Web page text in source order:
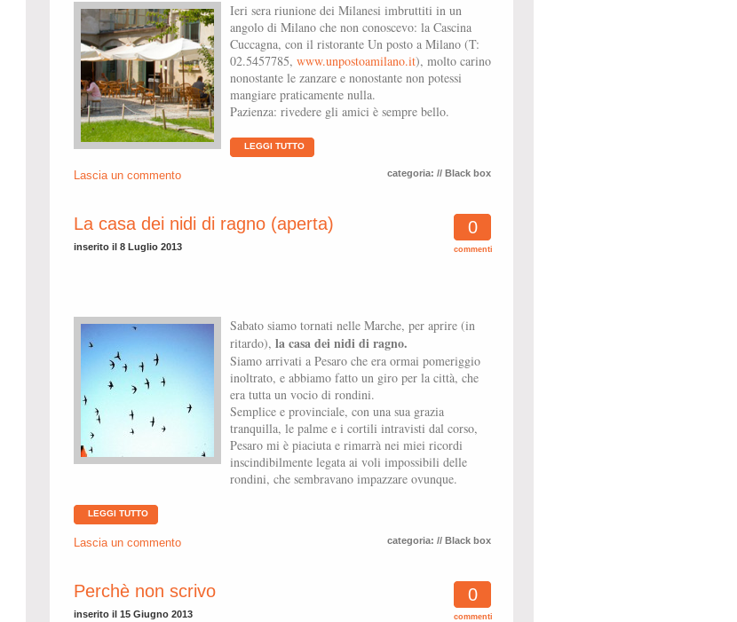
Ieri sera riunione dei Milanesi imbruttiti in un
angolo di Milano che non conoscevo: la Cascina
Cuccagna, con il ristorante Un posto a Milano (T:
02.5457785, www.unpostoamilano.it), molto carino
nonostante le zanzare e nonostante non potessi
mangiare praticamente nulla.
Pazienza: rivedere gli amici è sempre bello.
LEGGI TUTTO
categoria: // Black box
Lascia un commento
La casa dei nidi di ragno (aperta)
inserito il 8 Luglio 2013
0
commenti
Sabato siamo tornati nelle Marche, per aprire (in
ritardo), la casa dei nidi di ragno.
Siamo arrivati a Pesaro che era ormai pomeriggio
inoltrato, e abbiamo fatto un giro per la città, che
era tutta un vocio di rondini.
Semplice e provinciale, con una sua grazia
tranquilla, le palme e i cortili intravisti dal corso,
Pesaro mi è piaciuta e rimarrà nei miei ricordi
inscindibilmente legata ai voli impossibili delle
rondini, che sembravano impazzare ovunque.
LEGGI TUTTO
categoria: // Black box
Lascia un commento
Perchè non scrivo
inserito il 15 Giugno 2013
0
commenti